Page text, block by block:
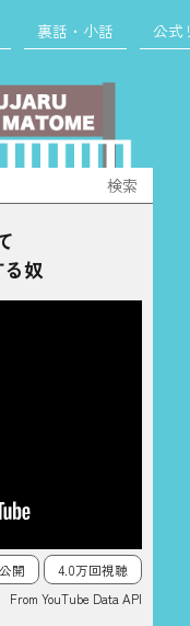
裏話・小話 公式
奴
開
4.0万回視聴
From YouTube Data API